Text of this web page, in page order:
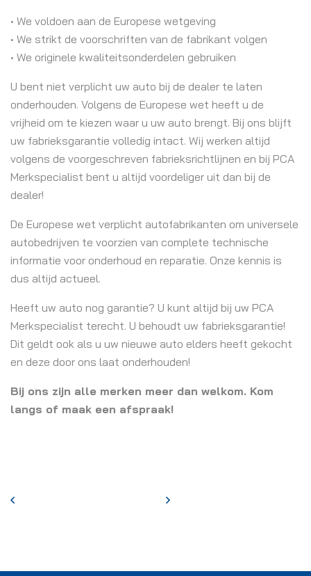
• We voldoen aan de Europese wetgeving
• We strikt de voorschriften van de fabrikant volgen
• We originele kwaliteitsonderdelen gebruiken
U bent niet verplicht uw auto bij de dealer te laten
onderhouden. Volgens de Europese wet heeft u de
vrijheid om te kiezen waar u uw auto brengt. Bij ons blijft
uw fabrieksgarantie volledig intact. Wij werken altijd
volgens de voorgeschreven fabrieksrichtlijnen en bij PCA
Merkspecialist bent u altijd voordeliger uit dan bij de
dealer!
De Europese wet verplicht autofabrikanten om universele
autobedrijven te voorzien van complete technische
informatie voor onderhoud en reparatie. Onze kennis is
dus altijd actueel.
Heeft uw auto nog garantie? U kunt altijd bij uw PCA
Merkspecialist terecht. U behoudt uw fabrieksgarantie!
Dit geldt ook als u uw nieuwe auto elders heeft gekocht
en deze door ons laat onderhouden!
Bij ons zijn alle merken meer dan welkom. Kom
langs of maak een afspraak!